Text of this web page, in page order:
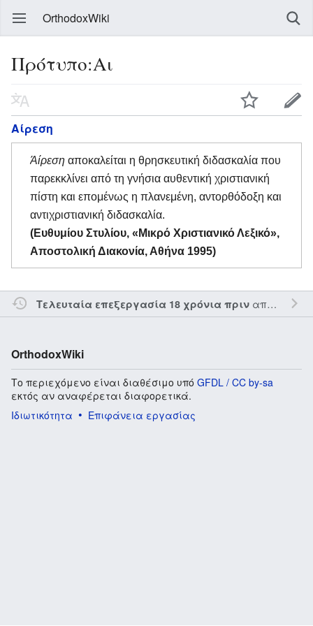
OrthodoxWiki
Πρότυπο:Αι
Αίρεση
Άίρεση αποκαλείται η θρησκευτική διδασκαλία που
παρεκκλίνει από τη γνήσια αυθεντική χριστιανική
πίστη και επομένως η πλανεμένη, αντορθόδοξη και
αντιχριστιανική διδασκαλία.
(Ευθυμίου Στυλίου, «Μικρό Χριστιανικό Λεξικό»,
Αποστολική Διακονία, Αθήνα 1995)
Τελευταία επεξεργασία 18 χρόνια πριναπό τον την
OrthodoxWiki
Το περιεχόμενο είναι διαθέσιμο υπό GFDL / CC by-sa
εκτός αν αναφέρεται διαφορετικά.
Ιδιωτικότητα
Επιφάνεια εργασίας